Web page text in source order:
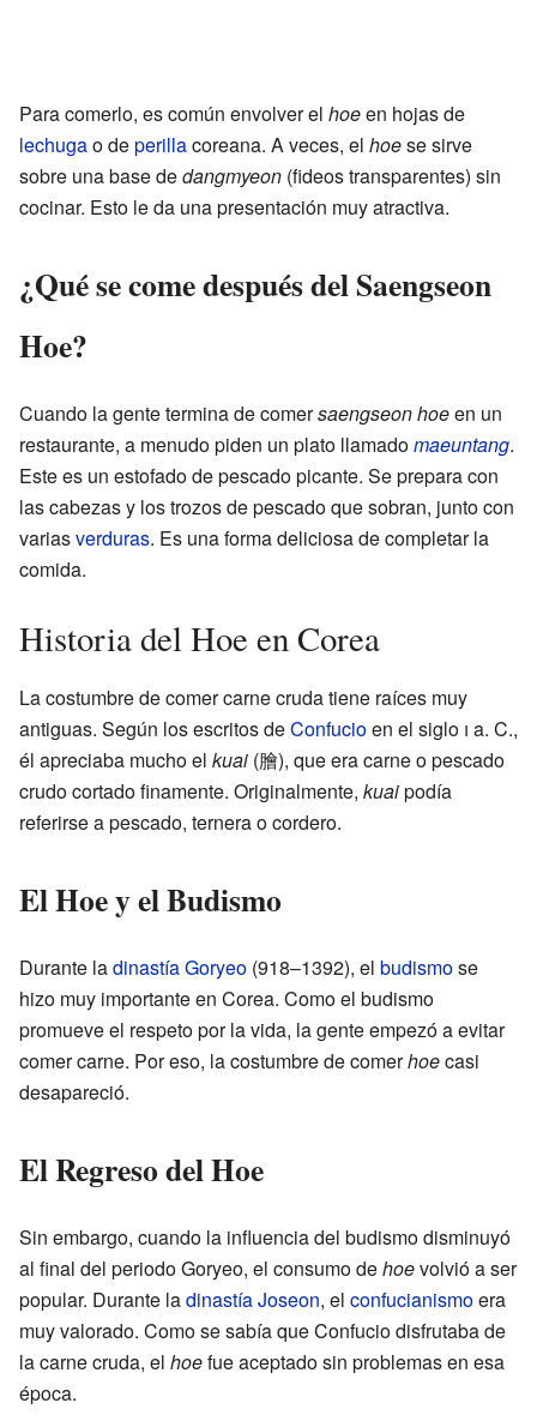
Para comerlo, es común envolver el hoeen hojas de
lechugao deperillacoreana. A veces, el hoese sirve
sobre una base dedangmyeon (fideos transparentes) sin
cocinar. Esto le da una presentación muy atractiva.
¿Qué se come después del Saengseon
Hoe?
Cuando la gente termina de comersaengseon hoeen un
restaurante, a menudo piden un plato llamadomaeuntang.
Este es un estofado de pescado picante. Se prepara con
las cabezas y los trozos de pescado que sobran, junto con
variasverduras. Es una forma deliciosa de completar la
comida.
Historia del Hoe en Corea
La costumbre de comer carne cruda tiene raíces muy
antiguas. Según los escritos deConfucioen el siglo i a. C.,
él apreciaba mucho el kuai (膾), que era carne o pescado
crudo cortado finamente. Originalmente, kuaipodía
referirse a pescado, ternera o cordero.
El Hoe y el Budismo
Durante ladinastía Goryeo (918–1392), el budismose
hizo muy importante en Corea. Como el budismo
promueve el respeto por la vida, la gente empezó a evitar
comer carne. Por eso, la costumbre de comerhoecasi
desapareció.
El Regreso del Hoe
Sin embargo, cuando la influencia del budismo disminuyó
al final del periodo Goryeo, el consumo dehoevolvió a ser
popular. Durante ladinastía Joseon, el confucianismoera
muy valorado. Como se sabía que Confucio disfrutaba de
la carne cruda, el hoefue aceptado sin problemas en esa
época.